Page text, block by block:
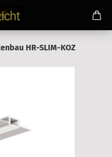
HR-SLIM-KOZ